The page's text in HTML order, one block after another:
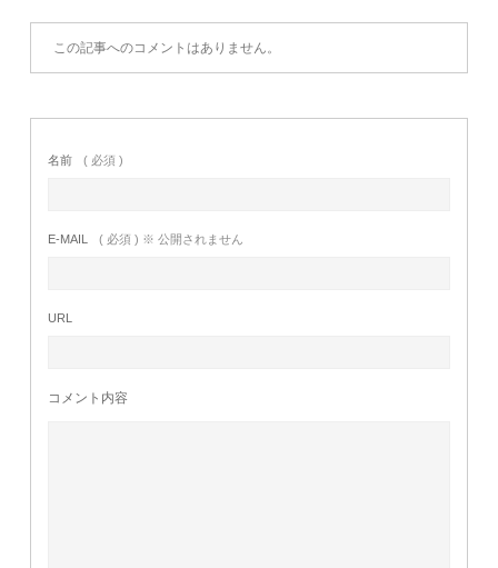
この記事へのコメントはありません。
名前 ( 必須 )
E-MAIL ( 必須 ) ※ 公開されません
URL
コメント内容